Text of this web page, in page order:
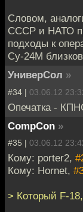
Словом,
СССР и НАТО
подходы к
Су-24М
УниверСол »
#34 | 03.06.12
Опечатка -
CompCon »
#35 | 03.06.12
Кому: porter2,
Кому: Hornet,
> Который F-